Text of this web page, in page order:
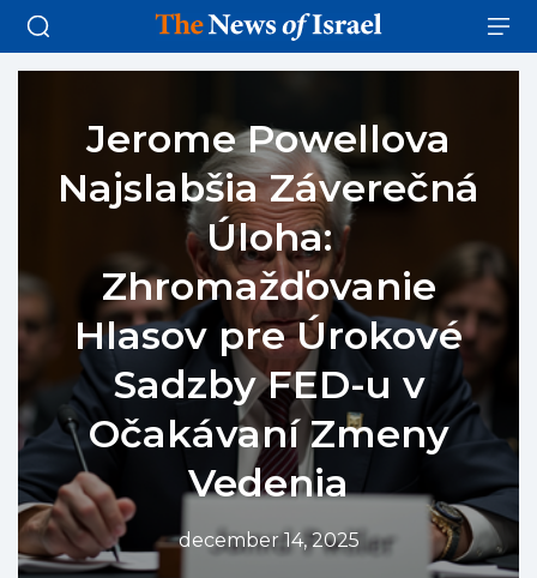
Jerome Powellova
Najslabšia Záverečná
Úloha:
Zhromažďovanie
Hlasov pre Úrokové
Sadzby FED-u v
Očakávaní Zmeny
Vedenia
december 14, 2025